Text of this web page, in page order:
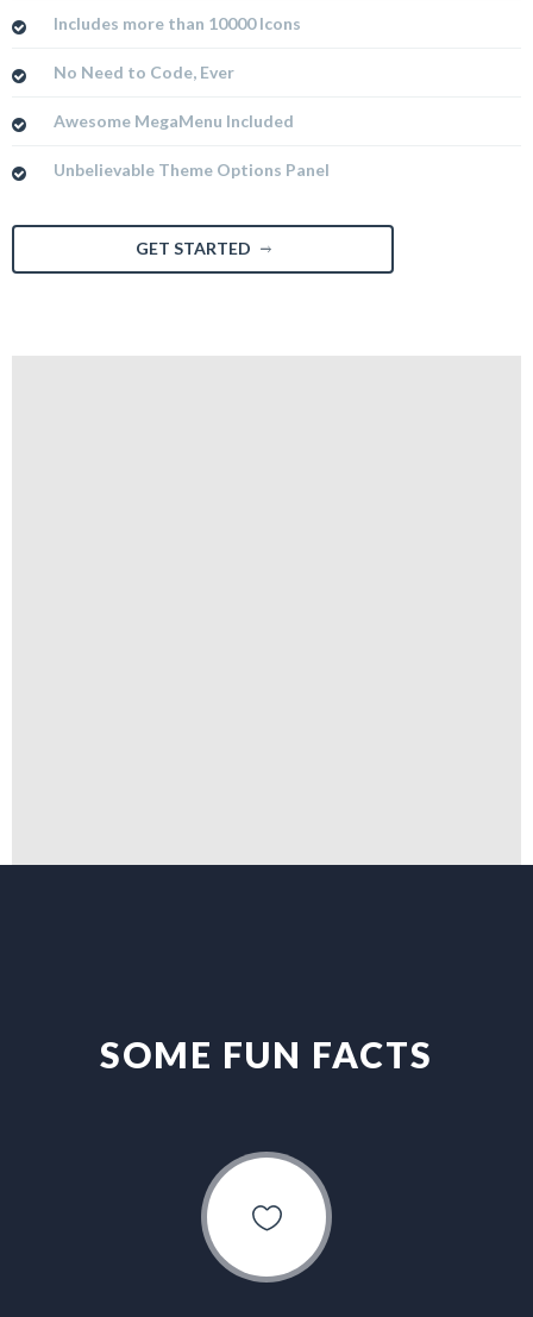
Includes more than 10000 Icons
No Need to Code, Ever
Awesome MegaMenu Included
Unbelievable Theme Options Panel
GET STARTED
SOME FUN FACTS